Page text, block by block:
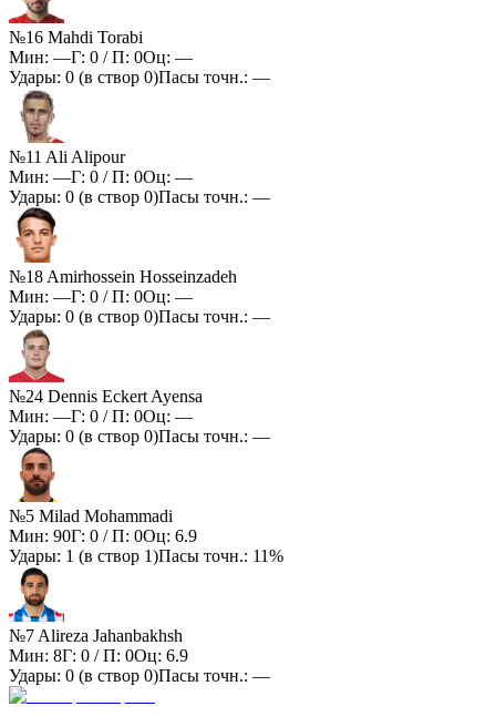
№16 Mahdi Torabi
Мин: —Г: 0 / П: 0Оц: —
Удары: 0 (в створ 0)Пасы точн.: —
№11 Ali Alipour
Мин: —Г: 0 / П: 0Оц: —
Удары: 0 (в створ 0)Пасы точн.: —
№18 Amirhossein Hosseinzadeh
Мин: —Г: 0 / П: 0Оц: —
Удары: 0 (в створ 0)Пасы точн.: —
№24 Dennis Eckert Ayensa
Мин: —Г: 0 / П: 0Оц: —
Удары: 0 (в створ 0)Пасы точн.: —
№5 Milad Mohammadi
Мин: 90Г: 0 / П: 0Оц: 6.9
Удары: 1 (в створ 1)Пасы точн.: 11%
№7 Alireza Jahanbakhsh
Мин: 8Г: 0 / П: 0Оц: 6.9
Удары: 0 (в створ 0)Пасы точн.: —